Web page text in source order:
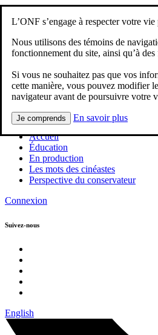
L’ONF s’engage à respecter votre vie
Nous utilisons des témoins de
fonctionnement du site, ainsi qu’à
Si vous ne souhaitez pas que vos
cette manière, vous pouvez modifier
navigateur avant de poursuivre votre
Je comprends En savoir plus
Lire ONF
Recherche
Visitez ONF.ca
Lire ONF
Recherche
Accueil
Éducation
En production
Les mots des cinéastes
Perspective du conservateur
Connexion
Suivez-nous
English